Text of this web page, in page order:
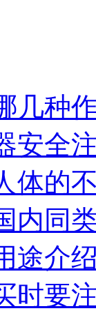
几种
安全
体的
内同
途介
时要